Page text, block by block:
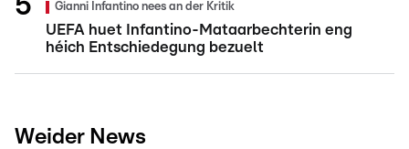
Gianni Infantino nees an der Kritik
UEFA huet Infantino-Mataarbechterin eng
héich Entschiedegung bezuelt
Weider News